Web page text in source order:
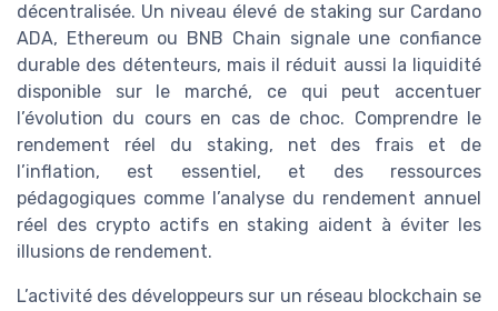
décentralisée. Un niveau élevé de staking sur Cardano
ADA, Ethereum ou BNB Chain signale une confiance
durable des détenteurs, mais il réduit aussi la liquidité
disponible sur le marché, ce qui peut accentuer
l’évolution du cours en cas de choc. Comprendre le
rendement réel du staking, net des frais et de
l’inflation, est essentiel, et des ressources
pédagogiques comme l’analyse du rendement annuel
réel des crypto actifs en staking aident à éviter les
illusions de rendement.
L’activité des développeurs sur un réseau blockchain se